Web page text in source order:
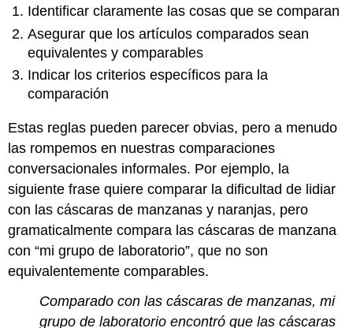
Identificar claramente las cosas que se comparan
Asegurar que los artículos comparados sean
equivalentes y comparables
Indicar los criterios específicos para la
comparación
Estas reglas pueden parecer obvias, pero a menudo
las rompemos en nuestras comparaciones
conversacionales informales. Por ejemplo, la
siguiente frase quiere comparar la dificultad de lidiar
con las cáscaras de manzanas y naranjas, pero
gramaticalmente compara las cáscaras de manzana
con “mi grupo de laboratorio”, que no son
equivalentemente comparables.
Comparado con las cáscaras de manzanas, mi
grupo de laboratorio encontró que las cáscaras